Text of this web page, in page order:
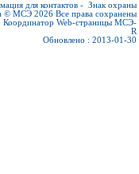
для контактов - Знак охраны
© МСЭ 2026 Все права сохранены
Координатор Web-страницы МСЭ-
R
Обновлено : 2013-01-30